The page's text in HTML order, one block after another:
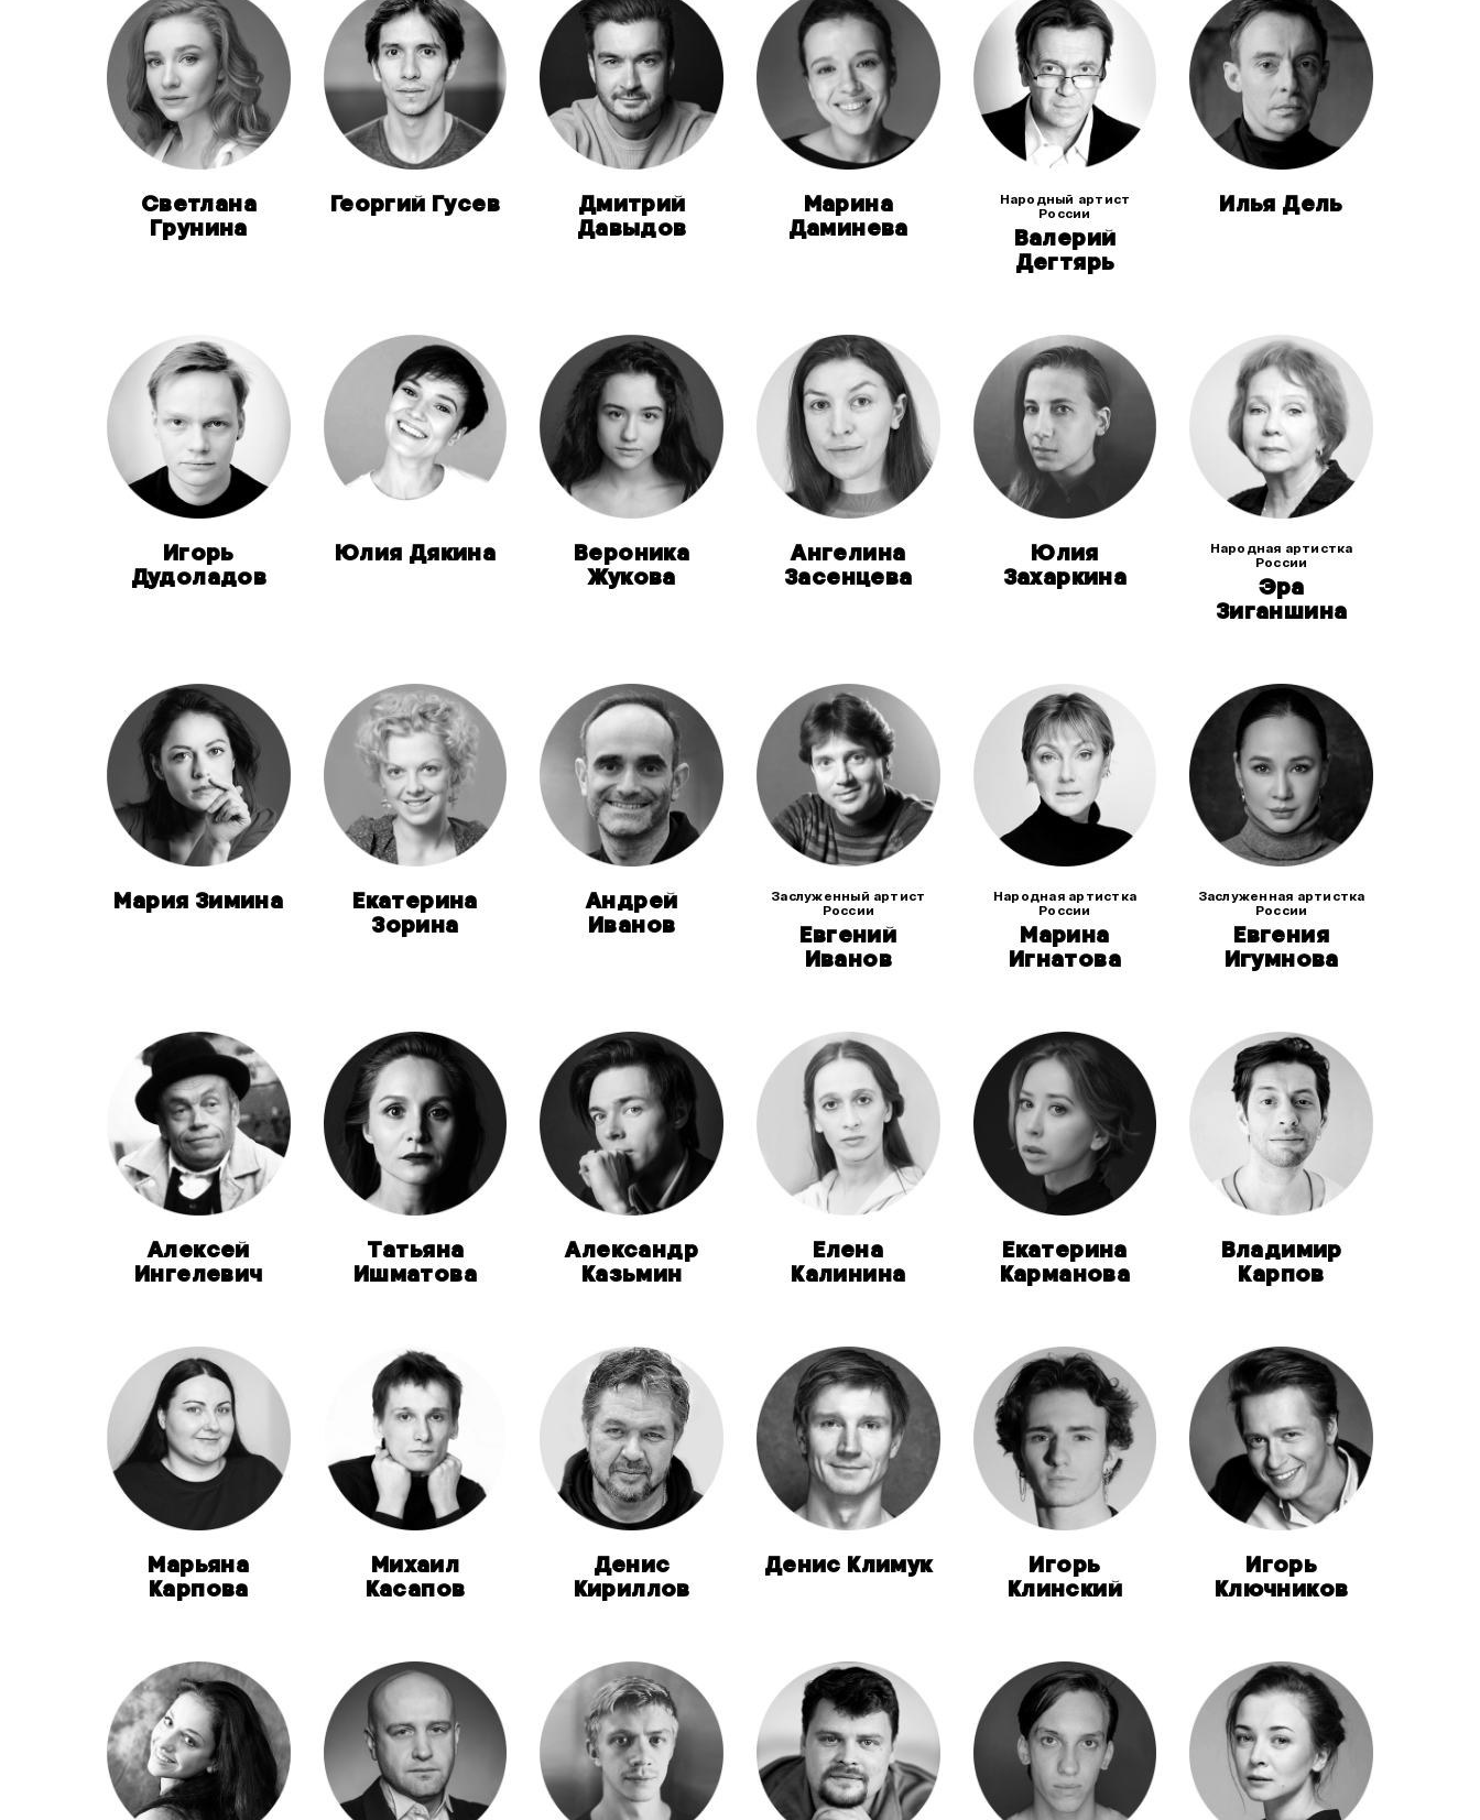
Светлана
Грунина
Георгий Гусев
Дмитрий
Давыдов
Марина
Даминева
Народный артист
России
Валерий
Дегтярь
Илья Дель
Игорь
Дудоладов
Юлия Дякина
Вероника
Жукова
Ангелина
Засенцева
Юлия
Захаркина
Народная артистка
России
Эра
Зиганшина
Мария Зимина
Екатерина
Зорина
Андрей
Иванов
Заслуженный артист
России
Евгений
Иванов
Народная артистка
России
Марина
Игнатова
Заслуженная артистка
России
Евгения
Игумнова
Алексей
Ингелевич
Татьяна
Ишматова
Александр
Казьмин
Елена
Калинина
Екатерина
Карманова
Владимир
Карпов
Марьяна
Карпова
Михаил
Касапов
Денис
Кириллов
Денис Климук
Игорь
Клинский
Игорь
Ключников